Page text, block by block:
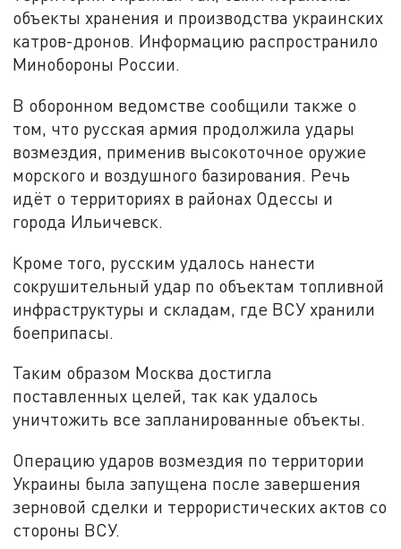
объекты хранения и производства украинских
катров-дронов. Информацию распространило
Минобороны России.
В оборонном ведомстве сообщили также о
том, что русская армия продолжила удары
возмездия, применив высокоточное оружие
морского и воздушного базирования. Речь
идёт о территориях в районах Одессы и
города Ильичевск.
Кроме того, русским удалось нанести
сокрушительный удар по объектам топливной
инфраструктуры и складам, где ВСУ хранили
боеприпасы.
Таким образом Москва достигла
поставленных целей, так как удалось
уничтожить все запланированные объекты.
Операцию ударов возмездия по территории
Украины была запущена после завершения
зерновой сделки и террористических актов со
стороны ВСУ.